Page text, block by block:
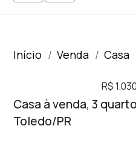
Início Venda Casa
R$
Casa à venda, 3
Toledo/PR